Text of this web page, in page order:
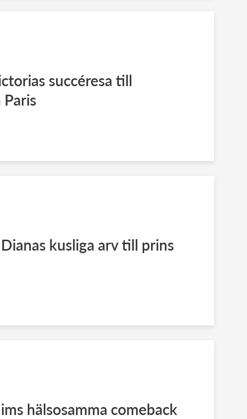
succéresa till
kusliga arv till prins
hälsosamma comeback